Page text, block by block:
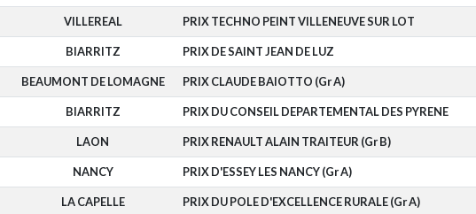
VILLEREAL PRIX TECHNO PEINT VILLENEUVE SUR LOT
BIARRITZ PRIX DE SAINT JEAN DE LUZ
BEAUMONT DE LOMAGNE PRIX CLAUDE BAIOTTO (Gr A)
BIARRITZ PRIX DU CONSEIL DEPARTEMENTAL DES PYRENE
LAON PRIX RENAULT ALAIN TRAITEUR (Gr B)
NANCY PRIX D'ESSEY LES NANCY (Gr A)
LA CAPELLE PRIX DU POLE D'EXCELLENCE RURALE (Gr A)